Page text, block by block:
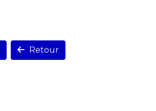
Retour